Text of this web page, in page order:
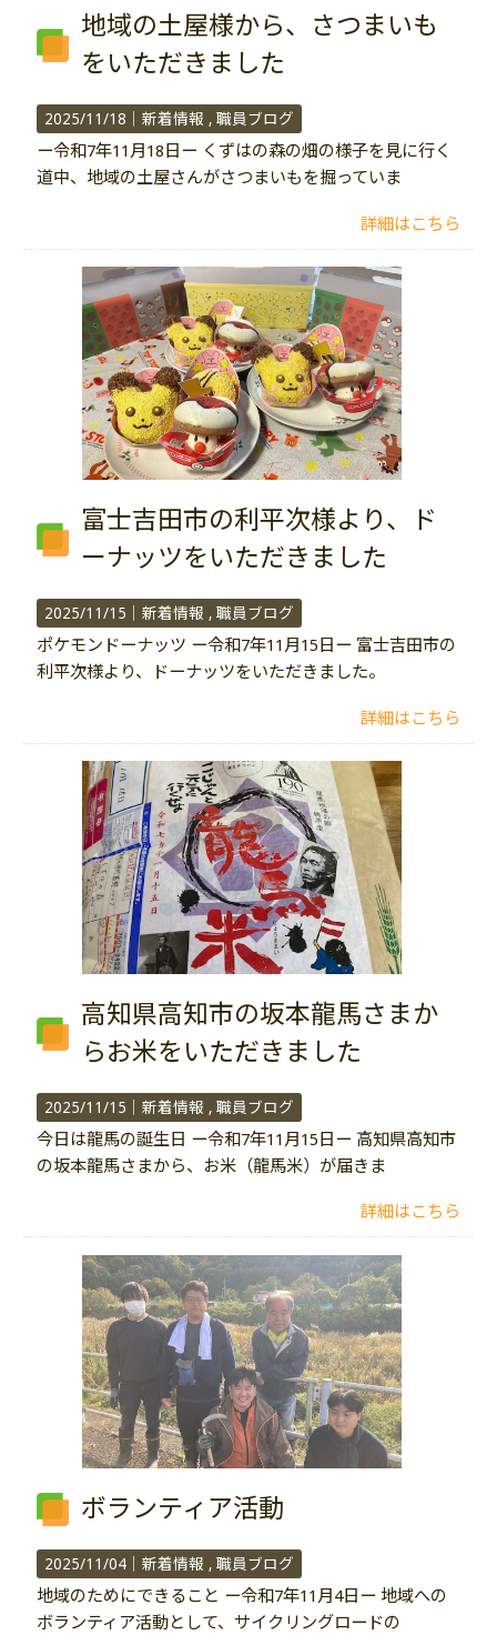
地域の土屋様から、さつまいも
をいただきました
2025/11/18｜新着情報 職員ブログ
ー令和7年11月18日ー くずはの森の畑の様子を見に行く
道中、地域の土屋さんがさつまいもを掘っていま
詳細はこちら
富士吉田市の利平次様より、ド
ーナッツをいただきました
2025/11/15｜新着情報 職員ブログ
ポケモンドーナッツ ー令和7年11月15日ー 富士吉田市の
利平次様より、ドーナッツをいただきました。
詳細はこちら
高知県高知市の坂本龍馬さまか
らお米をいただきました
2025/11/15｜新着情報 職員ブログ
今日は龍馬の誕生日 ー令和7年11月15日ー 高知県高知市
の坂本龍馬さまから、お米（龍馬米）が届きま
詳細はこちら
ボランティア活動
2025/11/04｜新着情報 職員ブログ
地域のためにできること ー令和7年11月4日ー 地域への
ボランティア活動として、サイクリングロードの